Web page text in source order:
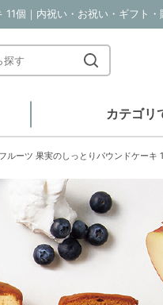
個｜内祝い・お祝い・ギフト
カテゴリ
ルーツ 果実のしっとりパウンドケーキ